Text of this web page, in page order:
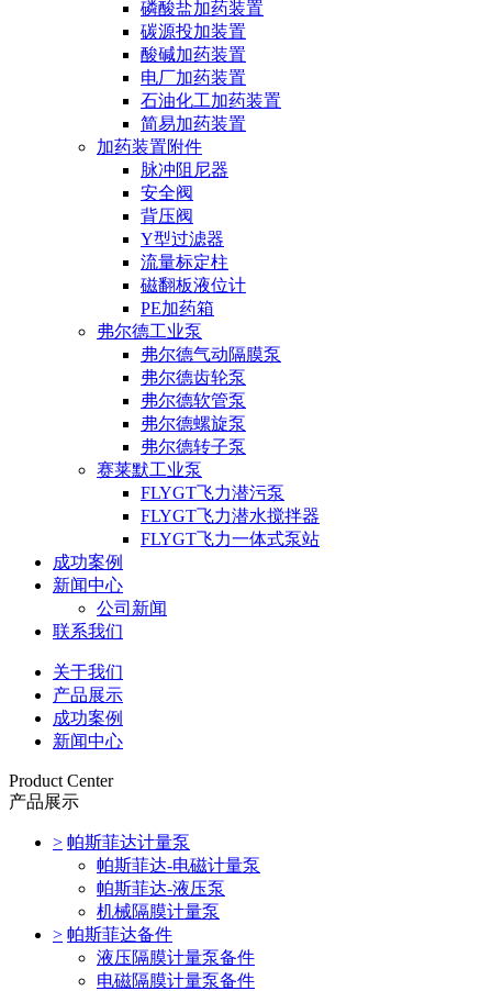
磷酸盐加药装置
碳源投加装置
酸碱加药装置
电厂加药装置
石油化工加药装置
简易加药装置
加药装置附件
脉冲阻尼器
安全阀
背压阀
Y型过滤器
流量标定柱
磁翻板液位计
PE加药箱
弗尔德工业泵
弗尔德气动隔膜泵
弗尔德齿轮泵
弗尔德软管泵
弗尔德螺旋泵
弗尔德转子泵
赛莱默工业泵
FLYGT飞力潜污泵
FLYGT飞力潜水搅拌器
FLYGT飞力一体式泵站
成功案例
新闻中心
公司新闻
联系我们
关于我们
产品展示
成功案例
新闻中心
Product Center
产品展示
> 帕斯菲达计量泵
帕斯菲达-电磁计量泵
帕斯菲达-液压泵
机械隔膜计量泵
> 帕斯菲达备件
液压隔膜计量泵备件
电磁隔膜计量泵备件